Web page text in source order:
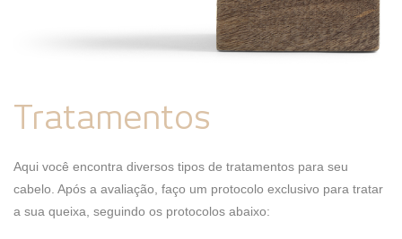
Tratamentos
Aqui você encontra diversos tipos de tratamentos para seu
cabelo. Após a avaliação, faço um protocolo exclusivo para tratar
a sua queixa, seguindo os protocolos abaixo: